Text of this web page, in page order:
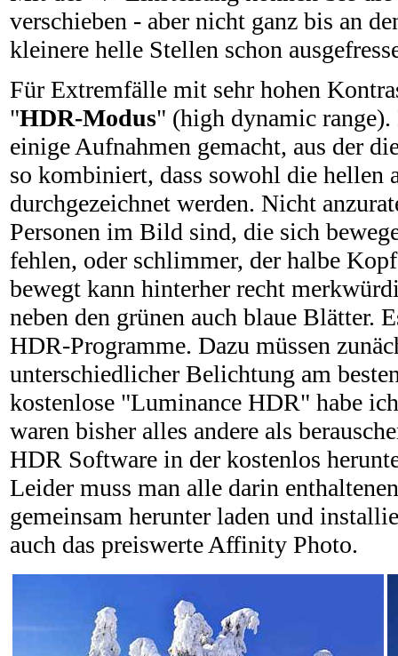
verschieben - aber nicht ganz bis an
kleinere helle Stellen schon
Für Extremfälle mit sehr hohen
"HDR-Modus" (high dynamic
einige Aufnahmen gemacht, aus der
so kombiniert, dass sowohl die hellen
durchgezeichnet werden. Nicht
Personen im Bild sind, die sich
fehlen, oder schlimmer, der halbe
bewegt kann hinterher recht
neben den grünen auch blaue Blätter.
HDR-Programme. Dazu müssen
unterschiedlicher Belichtung am
kostenlose "Luminance HDR" habe
waren bisher alles andere als
HDR Software in der kostenlos
Leider muss man alle darin
gemeinsam herunter laden und
auch das preiswerte Affinity Photo.